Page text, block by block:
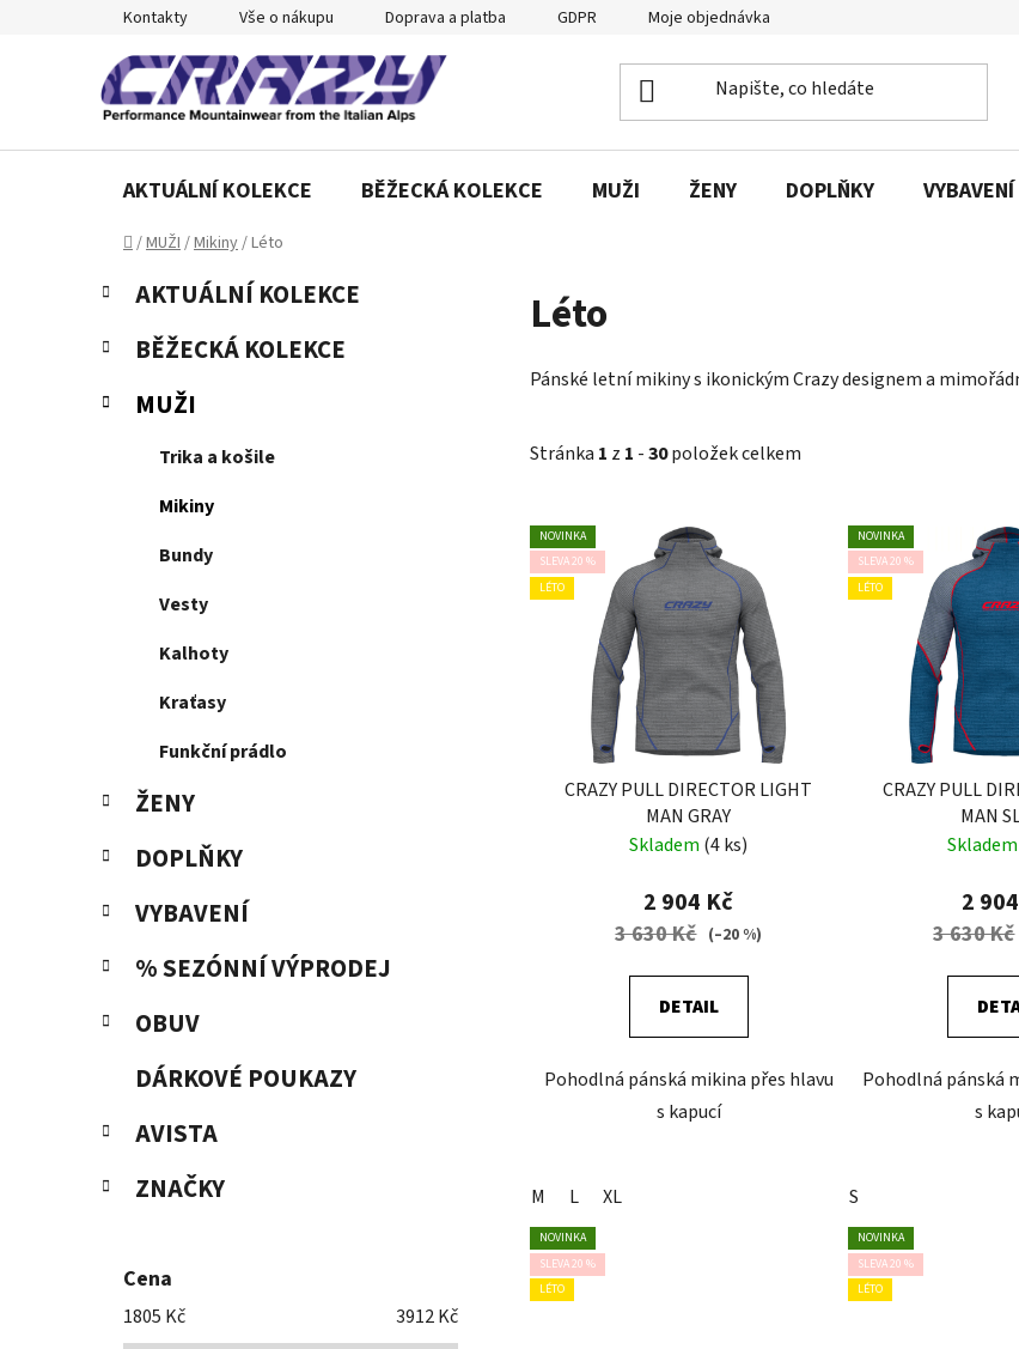
Kontakty Vše o nákupu Doprava a platba GDPR Moje objednávka
AKTUÁLNÍ KOLEKCE BĚŽECKÁ KOLEKCE MUŽI ŽENY DOPLŇKY VYBAVENÍ
Domů
/MUŽI/Mikiny/Léto
P
s
r
Přeskočit
kategorie
K
a
t
e
o
AKTUÁLNÍ KOLEKCE
BĚŽECKÁ KOLEKCE
MUŽI
Trika a košile
Mikiny
Bundy
Vesty
Kalhoty
Kraťasy
Funkční prádlo
ŽENY
DOPLŇKY
VYBAVENÍ
% SEZÓNNÍ VÝPRODEJ
OBUV
DÁRKOVÉ POUKAZY
AVISTA
ZNAČKY
Cena
1805 Kč 3912Kč
Léto
Pánské letní mikiny s ikonickým Crazy designem a
Stránka 1 z 1 -30položek celkem
V
ý
p
NOVINKA
SLEVA 20 %
LÉTO
CRAZY PULL DIRECTOR LIGHT
MAN GRAY
Skladem (4 ks)
2 904 Kč
3 630 Kč (–20 %)
DETAIL
Pohodlná pánská mikina přes hlavu
s kapucí
M L XL
NOVINKA
SLEVA 20 %
LÉTO
CRAZY PULL
MAN
Skladem
2
3 630 Kč
Pohodlná pánská
s
S
NOVINKA
SLEVA 20 %
LÉTO
NOVINKA
SLEVA 20 %
LÉTO